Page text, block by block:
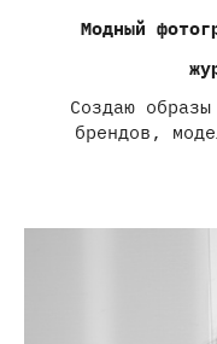
Модный
Создаю
брендов,